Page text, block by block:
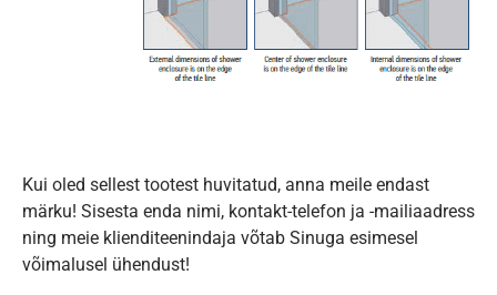
Kui oled sellest tootest huvitatud, anna meile endast
märku! Sisesta enda nimi, kontakt-telefon ja -mailiaadress
ning meie klienditeenindaja võtab Sinuga esimesel
võimalusel ühendust!